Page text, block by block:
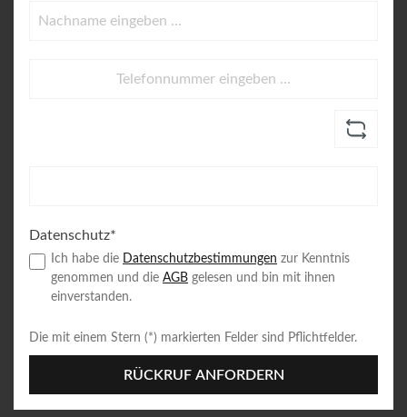
Datenschutz*
Ich habe die Datenschutzbestimmungen zur Kenntnis
genommen und die AGB gelesen und bin mit ihnen
einverstanden.
Die mit einem Stern (*) markierten Felder sind Pflichtfelder.
RÜCKRUF ANFORDERN